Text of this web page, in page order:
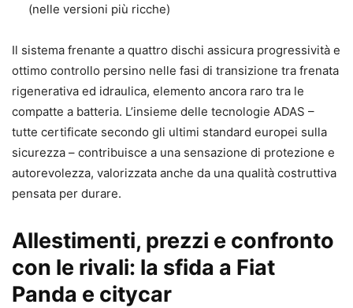
(nelle versioni più ricche)
Il sistema frenante a quattro dischi assicura progressività e
ottimo controllo persino nelle fasi di transizione tra frenata
rigenerativa ed idraulica, elemento ancora raro tra le
compatte a batteria. L’insieme delle tecnologie ADAS –
tutte certificate secondo gli ultimi standard europei sulla
sicurezza – contribuisce a una sensazione di protezione e
autorevolezza, valorizzata anche da una qualità costruttiva
pensata per durare.
Allestimenti, prezzi e confronto
con le rivali: la sfida a Fiat
Panda e citycar